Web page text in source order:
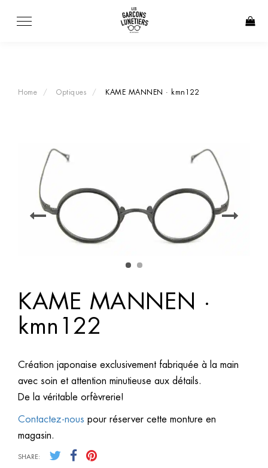
Home Optiques KAME MANNEN · kmn122
KAME MANNEN ·
kmn122
Création japonaise exclusivement fabriquée à la main
avec soin et attention minutieuse aux détails.
De la véritable orfèvrerie!
Contactez-nous pour réserver cette monture en
magasin.
SHARE: